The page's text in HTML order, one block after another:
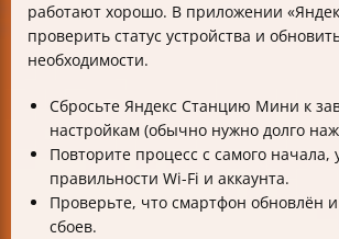
работают хорошо. В приложении
проверить статус устройства и
необходимости.
Сбросьте Яндекс Станцию Мини к
настройкам (обычно нужно долго
Повторите процесс с самого начала,
правильности Wi-Fi и аккаунта.
Проверьте, что смартфон обновлён и
сбоев.